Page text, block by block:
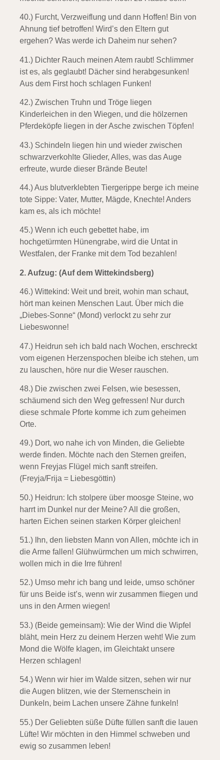
40.) Furcht, Verzweiflung und dann Hoffen! Bin von
Ahnung tief betroffen! Wird’s den Eltern gut
ergehen? Was werde ich Daheim nur sehen?
41.) Dichter Rauch meinen Atem raubt! Schlimmer
ist es, als geglaubt! Dächer sind herabgesunken!
Aus dem First hoch schlagen Funken!
42.) Zwischen Truhn und Tröge liegen
Kinderleichen in den Wiegen, und die hölzernen
Pferdeköpfe liegen in der Asche zwischen Töpfen!
43.) Schindeln liegen hin und wieder zwischen
schwarzverkohlte Glieder, Alles, was das Auge
erfreute, wurde dieser Brände Beute!
44.) Aus blutverklebten Tiergerippe berge ich meine
tote Sippe: Vater, Mutter, Mägde, Knechte! Anders
kam es, als ich möchte!
45.) Wenn ich euch gebettet habe, im
hochgetürmten Hünengrabe, wird die Untat in
Westfalen, der Franke mit dem Tod bezahlen!
2. Aufzug: (Auf dem Wittekindsberg)
46.) Wittekind: Weit und breit, wohin man schaut,
hört man keinen Menschen Laut. Über mich die
„Diebes-Sonne“ (Mond) verlockt zu sehr zur
Liebeswonne!
47.) Heidrun seh ich bald nach Wochen, erschreckt
vom eigenen Herzenspochen bleibe ich stehen, um
zu lauschen, höre nur die Weser rauschen.
48.) Die zwischen zwei Felsen, wie besessen,
schäumend sich den Weg gefressen! Nur durch
diese schmale Pforte komme ich zum geheimen
Orte.
49.) Dort, wo nahe ich von Minden, die Geliebte
werde finden. Möchte nach den Sternen greifen,
wenn Freyjas Flügel mich sanft streifen.
(Freyja/Frija = Liebesgöttin)
50.) Heidrun: Ich stolpere über moosge Steine, wo
harrt im Dunkel nur der Meine? All die großen,
harten Eichen seinen starken Körper gleichen!
51.) Ihn, den liebsten Mann von Allen, möchte ich in
die Arme fallen! Glühwürmchen um mich schwirren,
wollen mich in die Irre führen!
52.) Umso mehr ich bang und leide, umso schöner
für uns Beide ist’s, wenn wir zusammen fliegen und
uns in den Armen wiegen!
53.) (Beide gemeinsam): Wie der Wind die Wipfel
bläht, mein Herz zu deinem Herzen weht! Wie zum
Mond die Wölfe klagen, im Gleichtakt unsere
Herzen schlagen!
54.) Wenn wir hier im Walde sitzen, sehen wir nur
die Augen blitzen, wie der Sternenschein in
Dunkeln, beim Lachen unsere Zähne funkeln!
55.) Der Geliebten süße Düfte füllen sanft die lauen
Lüfte! Wir möchten in den Himmel schweben und
ewig so zusammen leben!